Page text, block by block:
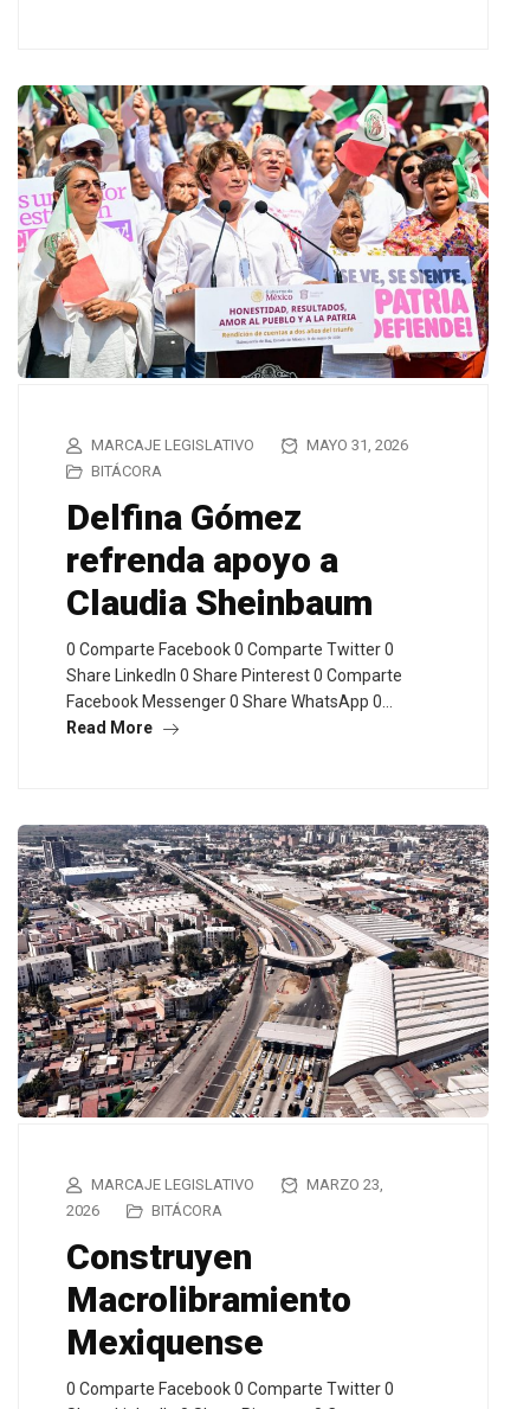
MARCAJE LEGISLATIVO
MAYO 31, 2026
BITÁCORA
Delfina Gómez
refrenda apoyo a
Claudia Sheinbaum
0 Comparte Facebook 0 Comparte Twitter 0
Share LinkedIn 0 Share Pinterest 0 Comparte
Facebook Messenger 0 Share WhatsApp 0…
Read More
MARCAJE LEGISLATIVO
MARZO 23,
2026
BITÁCORA
Construyen
Macrolibramiento
Mexiquense
0 Comparte Facebook 0 Comparte Twitter 0